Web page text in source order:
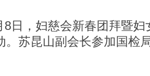
8日，妇慈会新春团拜暨
。苏昆山副会长参加国检